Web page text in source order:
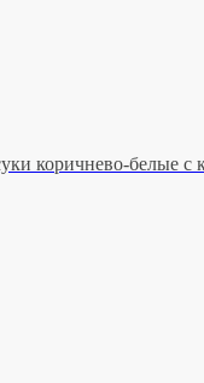
коричнево-белые с